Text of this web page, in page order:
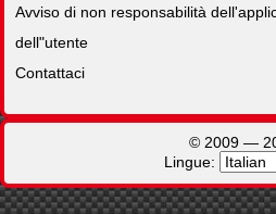
Avviso di non responsabilità
dell"utente
Contattaci
Lingue: